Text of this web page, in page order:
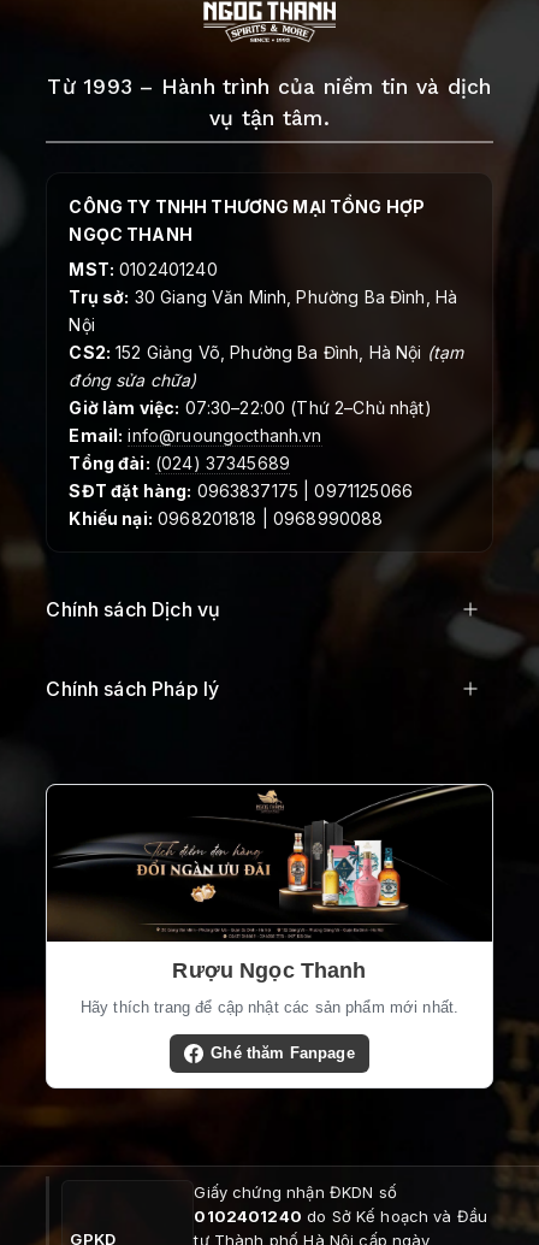
Từ 1993 – Hành trình của niềm tin và dịch
vụ tận tâm.
CÔNG TY TNHH THƯƠNG MẠI TỔNG HỢP
NGỌC THANH
MST: 0102401240
Trụ sở: 30 Giang Văn Minh, Phường Ba Đình, Hà
Nội
CS2: 152 Giảng Võ, Phường Ba Đình, Hà Nội (tạm
đóng sửa chữa)
Giờ làm việc: 07:30–22:00 (Thứ 2–Chủ nhật)
Email: info@ruoungocthanh.vn
Tổng đài: (024) 37345689
SĐT đặt hàng: 0963837175 | 0971125066
Khiếu nại: 0968201818 | 0968990088
Chính sách Dịch vụ
Chính sách Pháp lý
Rượu Ngọc Thanh
Hãy thích trang để cập nhật các sản phẩm mới nhất.
Ghé thăm Fanpage
GPKD
Giấy chứng nhận ĐKDN số
0102401240 do Sở Kế hoạch và Đầu
tư Thành phố Hà Nội cấp ngày